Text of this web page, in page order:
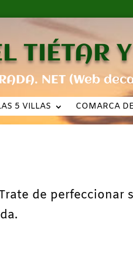
TIÉTAR
NET (Web
5 VILLAS COMARCA
de perfeccionar